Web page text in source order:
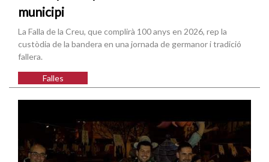
municipi
La Falla de la Creu, que complirà 100 anys en 2026, rep la
custòdia de la bandera en una jornada de germanor i tradició
fallera.
Falles